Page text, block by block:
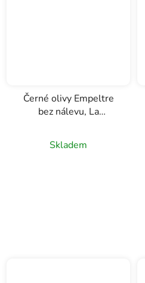
Černé olivy Empeltre
bez nálevu, La
Skladem